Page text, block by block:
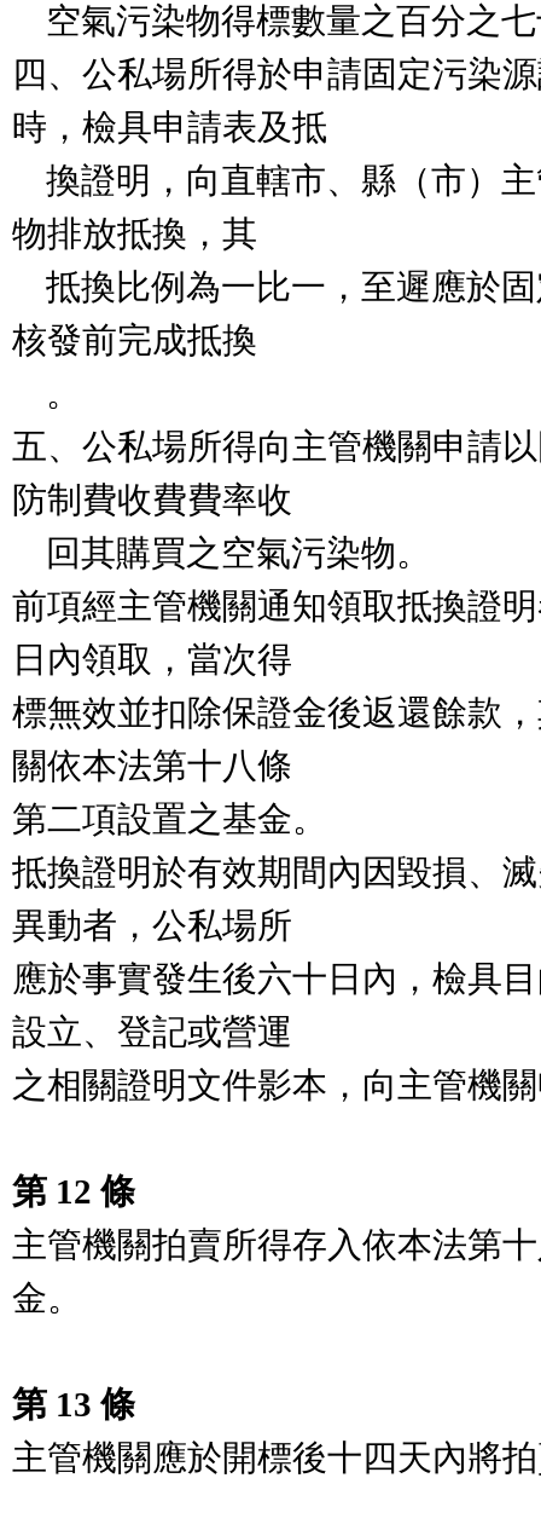
四、公私場所得於申請固定污染
時，檢具申請表及抵
物排放抵換，其
核發前完成抵換
五、公私場所得向主管機關申請
防制費收費費率收
前項經主管機關通知領取抵換證
日內領取，當次得
標無效並扣除保證金後返還餘款
關依本法第十八條
第二項設置之基金。
抵換證明於有效期間內因毀損、
異動者，公私場所
應於事實發生後六十日內，檢具
設立、登記或營運
之相關證明文件影本，向主管機
第 12 條
主管機關拍賣所得存入依本法第
金。
第 13 條
主管機關應於開標後十四天內將